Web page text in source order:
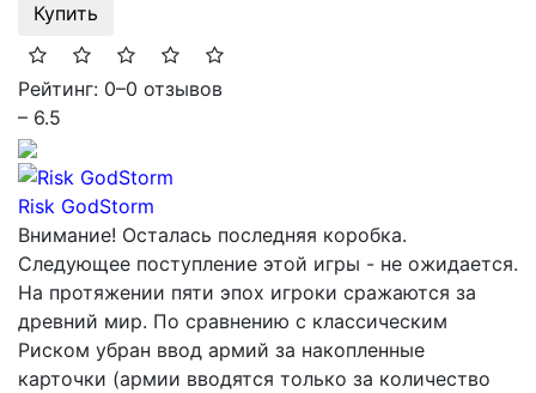
Купить
Рейтинг: 0–0 отзывов
– 6.5
Risk GodStorm
Внимание! Осталась последняя коробка.
Следующее поступление этой игры - не ожидается.
На протяжении пяти эпох игроки сражаются за
древний мир. По сравнению с классическим
Риском убран ввод армий за накопленные
карточки (армии вводятся только за количество